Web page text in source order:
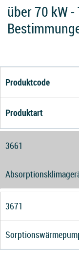
über 70 kW
Produktcode
Produktart
3661
3671